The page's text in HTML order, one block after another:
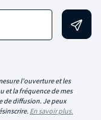
l'ouverture et les
et la fréquence de mes
de diffusion. Je peux
En savoir plus.